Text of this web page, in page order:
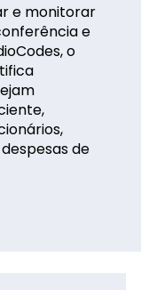
e monitorar
e
o
de